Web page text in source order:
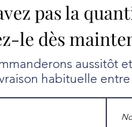
pas la
le dès
aussitôt
habituelle